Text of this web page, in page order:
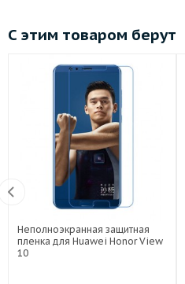
С этим товаром берут
Неполноэкранная защитная
пленка для Huawei Honor View
10